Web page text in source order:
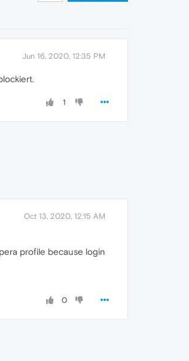
Jun 16, 2020, 12:35 PM
1
Oct 13, 2020, 12:15 AM
profile because login
0